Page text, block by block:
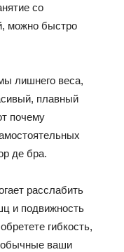
со
можно быстро
лишнего веса,
плавный
почему
де бра.
расслабить
и подвижность
гибкость,
обычные ваши